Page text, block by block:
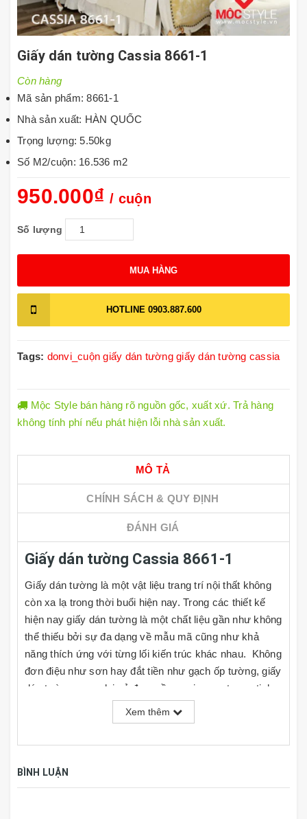
Giấy dán tường Cassia 8661-1
Còn hàng
Mã sản phẩm: 8661-1
Nhà sản xuất: HÀN QUỐC
Trọng lượng: 5.50kg
Số M2/cuộn: 16.536 m2
950.000₫/ cuộn
Số lượng
MUA HÀNG
HOTLINE 0903.887.600
Tags: donvi_cuộn giấy dán tường giấy dán tường cassia
Mộc Style bán hàng rõ nguồn gốc, xuất xứ. Trả hàng
không tính phí nếu phát hiện lỗi nhà sản xuất.
MÔ TẢ
CHÍNH SÁCH & QUY ĐỊNH
ĐÁNH GIÁ
Giấy dán tường Cassia 8661-1
Giấy dán tường là một vật liệu trang trí nội thất không
còn xa lạ trong thời buổi hiện nay. Trong các thiết kế
hiện nay giấy dán tường là một chất liệu gần như không
thể thiếu bởi sự đa dạng về mẫu mã cũng như khả
năng thích ứng với từng lối kiến trúc khác nhau. Không
đơn điệu như sơn hay đắt tiền như gạch ốp tường, giấy
dán tường mang lại vẻ đẹp mềm mại, sang trọng, tinh
chọn, đồng thời giá cả cũng rất phải chăng. Cùng với
nhau trong căn phòng.
Xem thêm
BÌNH LUẬN